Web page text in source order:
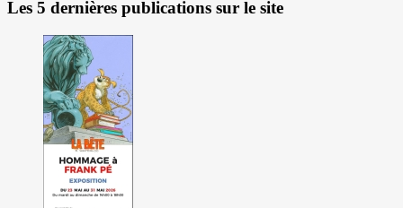
Les 5 dernières publications sur le site